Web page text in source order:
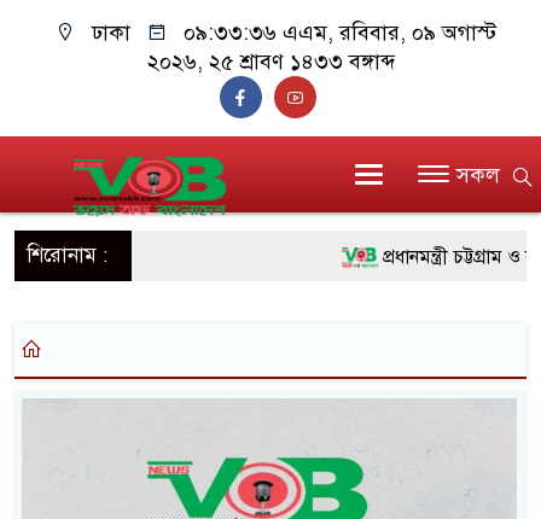
ঢাকা ০৯:৩৩:৩৬ এএম, রবিবার, ০৯ অগাস্ট
২০২৬, ২৫ শ্রাবণ ১৪৩৩ বঙ্গাব্দ
সকল
শিরোনাম : প্রধানমন্ত্রী চট্টগ্রাম ও
দাঁড়াবে : ডা. জুবাইদা রহমান